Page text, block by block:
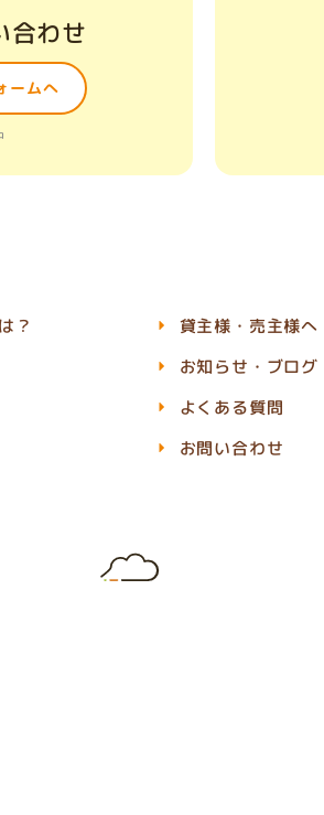
合わせ
ームへ
？
貸主様・売主様へ
お知らせ・ブログ
よくある質問
お問い合わせ